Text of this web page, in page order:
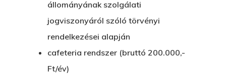
állományának szolgálati
jogviszonyáról szóló törvényi
rendelkezései alapján
cafeteria rendszer (bruttó 200.000,-
Ft/év)